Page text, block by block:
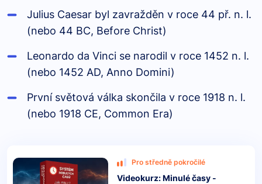
Julius Caesar byl zavražděn v roce 44 př. n. l.
(nebo 44 BC, Before Christ)
Leonardo da Vinci se narodil v roce 1452 n. l.
(nebo 1452 AD, Anno Domini)
První světová válka skončila v roce 1918 n. l.
(nebo 1918 CE, Common Era)
Pro středně pokročilé
Videokurz: Minulé časy -